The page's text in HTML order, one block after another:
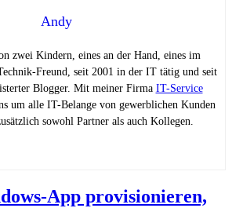
Andy
zwei Kindern, eines an der Hand, eines im
Freund, seit 2001 in der IT tätig und seit
Blogger. Mit meiner Firma IT-Service
um alle IT-Belange von gewerblichen Kunden
sowohl Partner als auch Kollegen.
App provisionieren,